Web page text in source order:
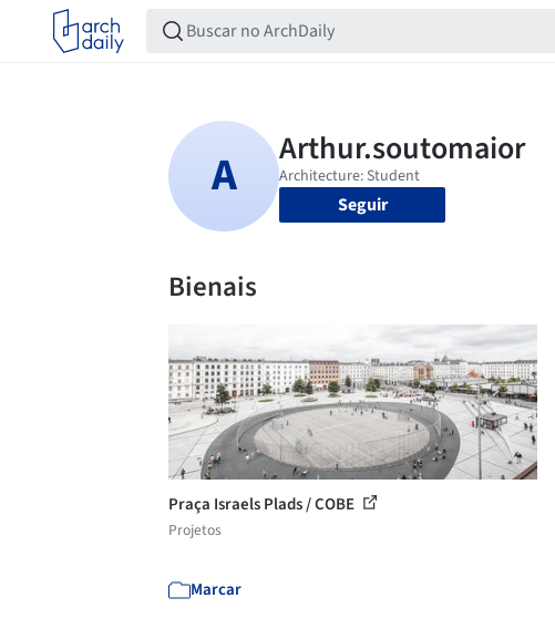
Seguir
Bienais
Praça Israels Plads / COBE
Projetos
Marcar